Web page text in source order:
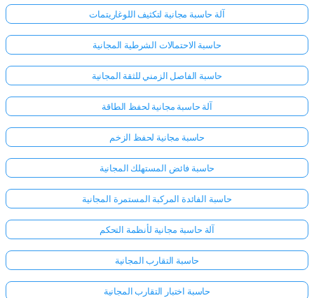
آلة حاسبة مجانية لتكثيف اللوغاريتمات
حاسبة الاحتمالات الشرطية المجانية
حاسبة الفاصل الزمني للثقة المجانية
آلة حاسبة مجانية لحفظ الطاقة
حاسبة مجانية لحفظ الزخم
حاسبة فائض المستهلك المجانية
حاسبة الفائدة المركبة المستمرة المجانية
آلة حاسبة مجانية لأنظمة التحكم
حاسبة التقارب المجانية
حاسبة اختبار التقارب المجانية